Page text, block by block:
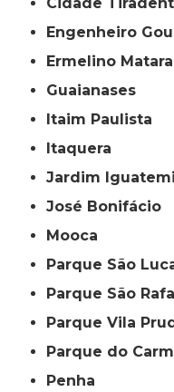
Cidade
Engenheiro
Ermelino
Guaianases
Itaim Paulista
Itaquera
Jardim Iguatemi
José Bonifácio
Mooca
Parque São
Parque São
Parque Vila
Parque do
Penha